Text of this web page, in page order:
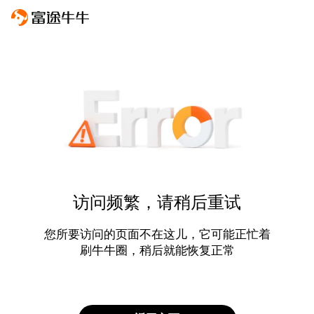
访问频繁，请稍后重试
您所要访问的页面不在这儿，它可能正忙着
刷牛牛圈，稍后就能恢复正常